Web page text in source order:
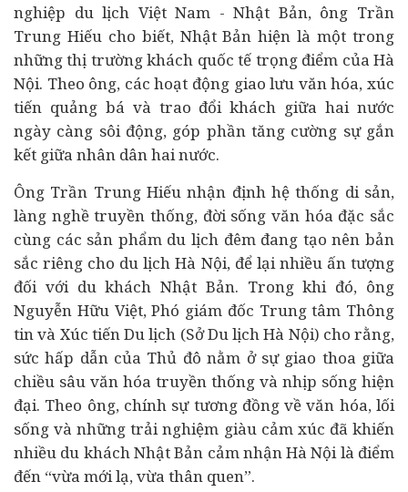
nghiệp du lịch Việt Nam - Nhật Bản, ông Trần
Trung Hiếu cho biết, Nhật Bản hiện là một trong
những thị trường khách quốc tế trọng điểm của Hà
Nội. Theo ông, các hoạt động giao lưu văn hóa, xúc
tiến quảng bá và trao đổi khách giữa hai nước
ngày càng sôi động, góp phần tăng cường sự gắn
kết giữa nhân dân hai nước.
Ông Trần Trung Hiếu nhận định hệ thống di sản,
làng nghề truyền thống, đời sống văn hóa đặc sắc
cùng các sản phẩm du lịch đêm đang tạo nên bản
sắc riêng cho du lịch Hà Nội, để lại nhiều ấn tượng
đối với du khách Nhật Bản. Trong khi đó, ông
Nguyễn Hữu Việt, Phó giám đốc Trung tâm Thông
tin và Xúc tiến Du lịch (Sở Du lịch Hà Nội) cho rằng,
sức hấp dẫn của Thủ đô nằm ở sự giao thoa giữa
chiều sâu văn hóa truyền thống và nhịp sống hiện
đại. Theo ông, chính sự tương đồng về văn hóa, lối
sống và những trải nghiệm giàu cảm xúc đã khiến
nhiều du khách Nhật Bản cảm nhận Hà Nội là điểm
đến “vừa mới lạ, vừa thân quen”.